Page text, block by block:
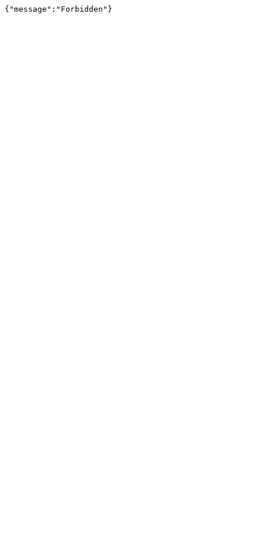
{"message":"Forbidden"}